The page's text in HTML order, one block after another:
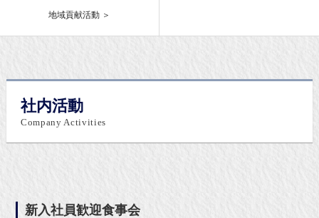
地域貢献活動
社内活動
Company Activities
新入社員歓迎食事会